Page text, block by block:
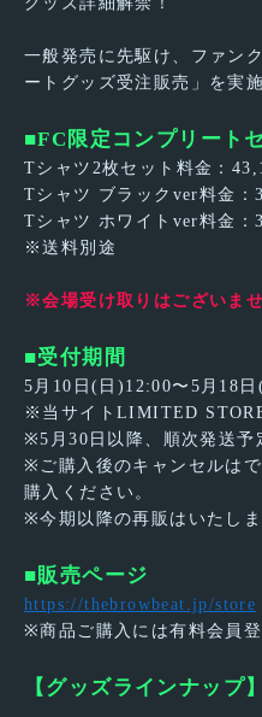
一般発売に先駆け、ファン
ートグッズ受注販売」を実
■FC限定コンプリート
Tシャツ2枚セット料金：
Tシャツ ブラックver料金：
Tシャツ ホワイトver料金：
※送料別途
※会場受け取りはございま
■受付期間
5月10日(日)12:00〜5月18
※当サイトLIMITED
※5月30日以降、順次発送予
※ご購入後のキャンセルは
購入ください。
※今期以降の再販はいたしま
■販売ページ
https://thebrowbeat.jp/store
※商品ご購入には有料会員登
【グッズラインナップ】